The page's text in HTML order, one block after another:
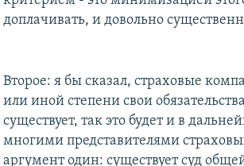
доплачивать, и довольно
Второе: я бы сказал, страховые
или иной степени свои
существует, так это будет и в
многими представителями
аргумент один: существует суд